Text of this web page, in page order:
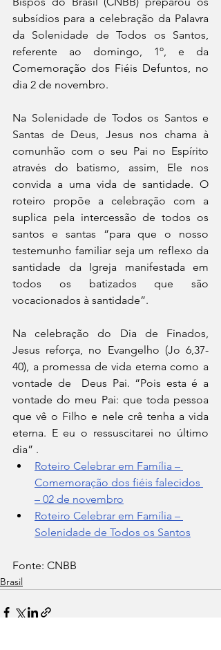
subsídios para a celebração da Palavra
da Solenidade de Todos os Santos,
referente ao domingo, 1º, e da
Comemoração dos Fiéis Defuntos, no
dia 2 de novembro.
Na Solenidade de Todos os Santos e
Santas de Deus, Jesus nos chama à
comunhão com o seu Pai no Espírito
através do batismo, assim, Ele nos
convida a uma vida de santidade. O
roteiro propõe a celebração com a
suplica pela intercessão de todos os
santos e santas “para que o nosso
testemunho familiar seja um reflexo da
santidade da Igreja manifestada em
todos os batizados que são
vocacionados à santidade”.
Na celebração do Dia de Finados,
Jesus reforça, no Evangelho (Jo 6,37-
40), a promessa de vida eterna como a
vontade de  Deus Pai. “Pois esta é a
vontade do meu Pai: que toda pessoa
que vê o Filho e nele crê tenha a vida
eterna. E eu o ressuscitarei no último
dia” .
Roteiro Celebrar em Família –
Comemoração dos fiéis falecidos
– 02 de novembro
Roteiro Celebrar em Família –
Solenidade de Todos os Santos
Fonte: CNBB
Brasil